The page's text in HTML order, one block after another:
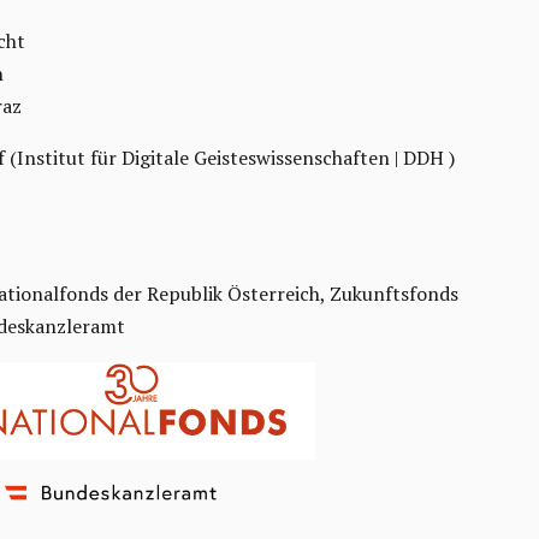
(Institut für Digitale Geisteswissenschaften | DDH )
der Republik Österreich, Zukunftsfonds